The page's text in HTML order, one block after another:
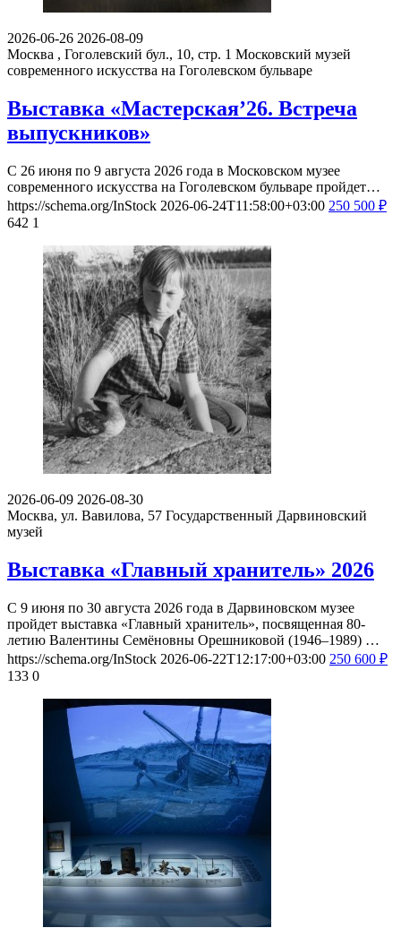
2026-06-26 2026-08-09
Москва , Гоголевский бул., 10, стр. 1 Московский музей
современного искусства на Гоголевском бульваре
Выставка «Мастерская’26. Встреча
выпускников»
С 26 июня по 9 августа 2026 года в Московском музее
современного искусства на Гоголевском бульваре пройдет…
https://schema.org/InStock 2026-06-24T11:58:00+03:00 250 500 ₽
642 1
2026-06-09 2026-08-30
Москва, ул. Вавилова, 57 Государственный Дарвиновский
музей
Выставка «Главный хранитель» 2026
С 9 июня по 30 августа 2026 года в Дарвиновском музее
пройдет выставка «Главный хранитель», посвященная 80-
летию Валентины Семёновны Орешниковой (1946–1989) …
https://schema.org/InStock 2026-06-22T12:17:00+03:00 250 600 ₽
133 0